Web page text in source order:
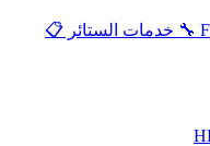
🔧 خدمات الستائر 📋